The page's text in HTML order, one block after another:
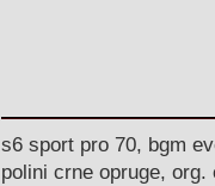
s6 sport pro 70, bgm
polini crne opruge,